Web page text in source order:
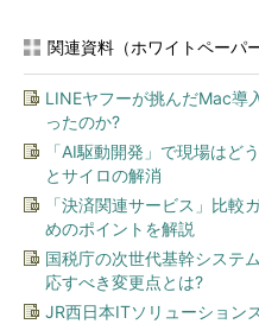
関連資料（ホワイトペーパー
LINEヤフーが挑んだMac導
ったのか?
「AI駆動開発」で現場はど
とサイロの解消
「決済関連サービス」比較
めのポイントを解説
国税庁の次世代基幹システ
応すべき変更点とは?
JR西日本ITソリューション